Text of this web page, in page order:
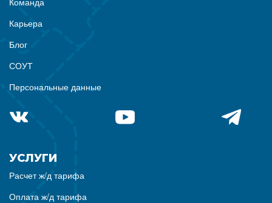
Карьера
Блог
СОУТ
Персональные данные
УСЛУГИ
Расчет ж/д тарифа
Оплата ж/д тарифа